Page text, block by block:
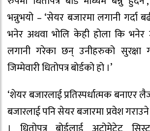
भन्नुभयो – ‘सेयर बजारमा लगानी गर्दा
भनेर अथवा भोलि केही होला कि
लगानी गरेका छन् उनीहरुको सुरक्षा
जिम्मेवारी धितोपत्र बोर्डको हो ।’
‘शेयर बजारलाई प्रतिस्पर्धात्मक बनाएर
बजारलाई पनि सेयर बजारमा प्रवेश